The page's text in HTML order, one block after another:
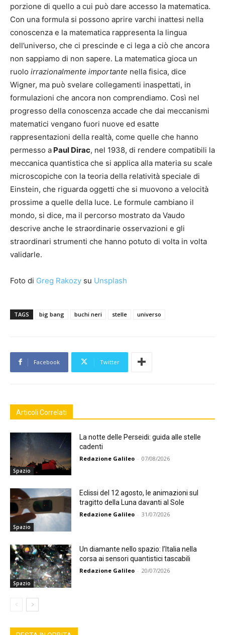
porzione di quello a cui può dare accesso la matematica.
Con una formula si possono aprire varchi inattesi nella
conoscenza e la matematica rappresenta la lingua
dell’universo, che ci prescinde e ci lega a ciò che ancora
non sappiamo di non sapere. La matematica gioca un
ruolo irrazionalmente importante nella fisica, dice
Wigner, ma può svelare collegamenti inaspettati, in
formulazioni che ancora non comprendiamo. Così nel
progresso della conoscenza accade che dai meccanismi
matematici vengano fuori nuove ed esatte
rappresentazioni della realtà, come quelle che hanno
permesso a Paul Dirac, nel 1938, di rendere compatibili la
meccanica quantistica che si applica alla materia su scale
microscopiche con la teoria della relatività speciale di
Einstein, che riguarda oggetti che si muovono a velocità
prossime a quelle della luce. Le formule cambiano il
mondo, si dice, ma il percorso mostrato da Vaudo
descrive anche le straordinarie osservazioni e gli
straordinari strumenti che hanno potuto di volta in volta
validarle.
Foto di Greg Rakozy su Unsplash
TAGS big bang buchi neri stelle universo
Facebook Twitter
Articoli Correlati
Spazio
La notte delle Perseidi: guida alle stelle
cadenti
Redazione Galileo - 07/08/2026
Spazio
Eclissi del 12 agosto, le animazioni sul
tragitto della Luna davanti al Sole
Redazione Galileo - 31/07/2026
Spazio
Un diamante nello spazio: l’Italia nella
corsa ai sensori quantistici tascabili
Redazione Galileo - 20/07/2026